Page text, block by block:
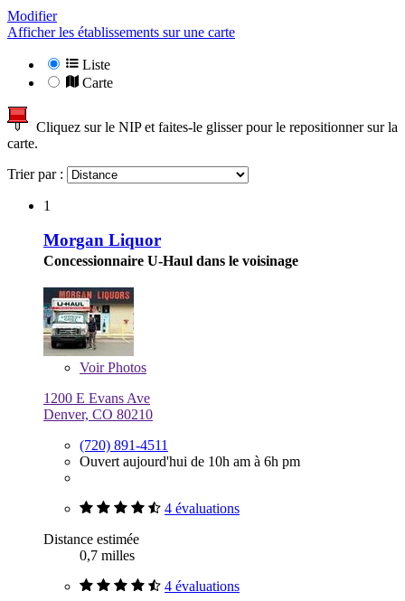
Modifier
Afficher les établissements sur une carte
Liste
Carte
Cliquez sur le NIP et faites-le glisser pour le repositionner sur la
carte.
Trier par :
1
Morgan Liquor
Concessionnaire U-Haul dans le voisinage
VoirPhotos
1200 E Evans Ave
Denver, CO 80210
(720) 891-4511
Ouvert aujourd'hui de 10h am à 6h pm
4 évaluations
Distance estimée
0,7 milles
4 évaluations